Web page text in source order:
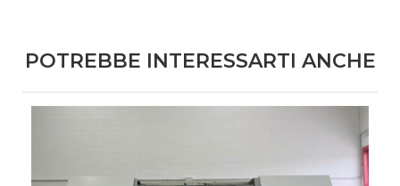
POTREBBE INTERESSARTI ANCHE